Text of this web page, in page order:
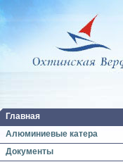
Главная
Алюминиевые катера
Документы